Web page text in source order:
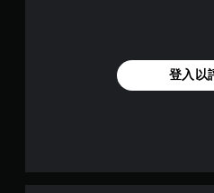
登入以